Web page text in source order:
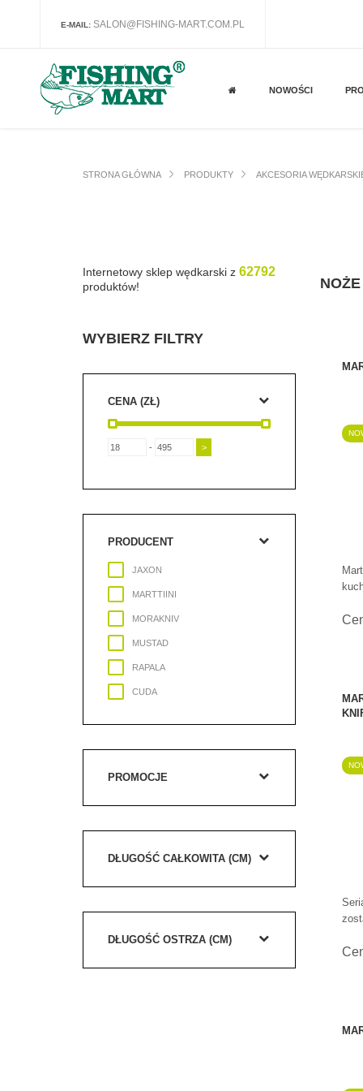
E-MAIL: SALON@FISHING-MART.COM.PL
NOWOŚCI
STRONA GŁÓWNA PRODUKTY AKCESORIA
Internetowy sklep wędkarski z 62792
produktów!
WYBIERZ FILTRY
CENA (ZŁ)
-
PRODUCENT
JAXON
MARTTIINI
MORAKNIV
MUSTAD
RAPALA
CUDA
PROMOCJE
DŁUGOŚĆ CAŁKOWITA (CM)
DŁUGOŚĆ OSTRZA (CM)